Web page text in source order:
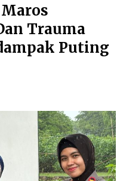
Trauma
Puting